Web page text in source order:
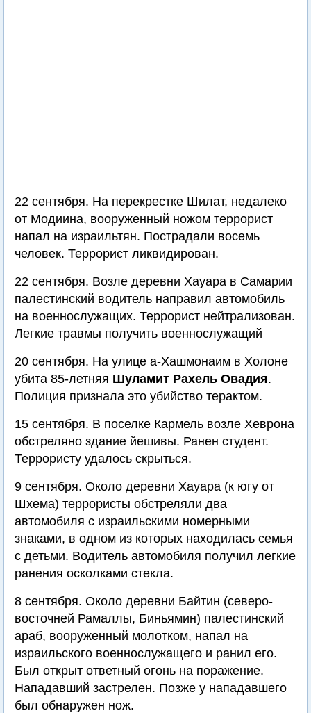
22 сентября. На перекрестке Шилат, недалеко
от Модиина, вооруженный ножом террорист
напал на израильтян. Пострадали восемь
человек. Террорист ликвидирован.
22 сентября. Возле деревни Хауара в Самарии
палестинский водитель направил автомобиль
на военнослужащих. Террорист нейтрализован.
Легкие травмы получить военнослужащий
20 сентября. На улице а-Хашмонаим в Холоне
убита 85-летняя Шуламит Рахель Овадия.
Полиция признала это убийство терактом.
15 сентября. В поселке Кармель возле Хеврона
обстреляно здание йешивы. Ранен студент.
Террористу удалось скрыться.
9 сентября. Около деревни Хауара (к югу от
Шхема) террористы обстреляли два
автомобиля с израильскими номерными
знаками, в одном из которых находилась семья
с детьми. Водитель автомобиля получил легкие
ранения осколками стекла.
8 сентября. Около деревни Байтин (северо-
восточней Рамаллы, Биньямин) палестинский
араб, вооруженный молотком, напал на
израильского военнослужащего и ранил его.
Был открыт ответный огонь на поражение.
Нападавший застрелен. Позже у нападавшего
был обнаружен нож.